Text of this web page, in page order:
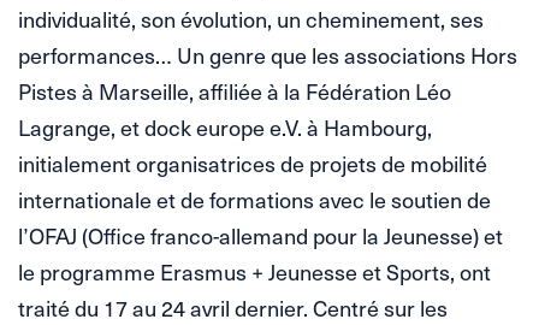
individualité, son évolution, un cheminement, ses
performances… Un genre que les associations Hors
Pistes à Marseille, affiliée à la Fédération Léo
Lagrange, et dock europe e.V. à Hambourg,
initialement organisatrices de projets de mobilité
internationale et de formations avec le soutien de
l’OFAJ (Office franco-allemand pour la Jeunesse) et
le programme Erasmus + Jeunesse et Sports, ont
traité du 17 au 24 avril dernier. Centré sur les